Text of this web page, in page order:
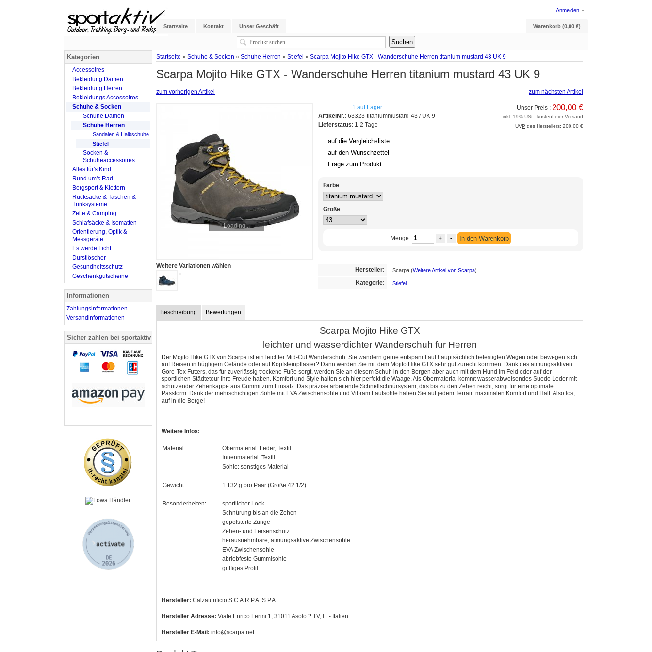
Startseite Kontakt Unser Geschäft Warenkorb (0,00 €)
Anmelden
Startseite » Schuhe & Socken » Schuhe Herren » Stiefel » Scarpa Mojito Hike GTX - Wanderschuhe Herren titanium mustard 43 UK 9
Scarpa Mojito Hike GTX - Wanderschuhe Herren titanium mustard 43 UK 9
zum vorherigen Artikel zum nächsten Artikel
Loading...
Weitere Variationen wählen
1 auf Lager
ArtikelNr.: 63323-titaniummustard-43 / UK 9
Lieferstatus: 1-2 Tage
auf die Vergleichsliste
auf den Wunschzettel
Frage zum Produkt
Unser Preis : 200,00 €
inkl. 19% USt., kostenfreier Versand
UVP des Herstellers: 200,00 €
Farbe
Größe
Menge: + - In den Warenkorb
Hersteller: Scarpa (Weitere Artikel von Scarpa)
Kategorie: Stiefel
Beschreibung Bewertungen
Scarpa Mojito Hike GTX
leichter und wasserdichter Wanderschuh für Herren
Der Mojito Hike GTX von Scarpa ist ein leichter Mid-Cut Wanderschuh. Sie wandern gerne entspannt auf hauptsächlich befestigten Wegen oder bewegen sich
auf Reisen in hügligem Gelände oder auf Kopfsteinpflaster? Dann werden Sie mit dem Mojito Hike GTX sehr gut zurecht kommen. Dank des atmungsaktiven
Gore-Tex Futters, das für zuverlässig trockene Füße sorgt, werden Sie an diesem Schuh in den Bergen aber auch mit dem Hund im Feld oder auf der
sportlichen Städtetour Ihre Freude haben. Komfort und Style halten sich hier perfekt die Waage. Als Obermaterial kommt wasserabweisendes Suede Leder mit
schützender Zehenkappe aus Gummi zum Einsatz. Das präzise arbeitende Schnellschnürsystem, das bis zu den Zehen reicht, sorgt für eine optimale
Passform. Dank der mehrschichtigen Sohle mit EVA Zwischensohle und Vibram Laufsohle haben Sie auf jedem Terrain maximalen Komfort und Halt. Also los,
auf in die Berge!
Weitere Infos:
Material:
Obermaterial: Leder, Textil
Innenmaterial: Textil
Sohle: sonstiges Material
Gewicht: 1.132 g pro Paar (Größe 42 1/2)
Besonderheiten:
sportlicher Look
Schnürung bis an die Zehen
gepolsterte Zunge
Zehen- und Fersenschutz
herausnehmbare, atmungsaktive Zwischensohle
EVA Zwischensohle
abriebfeste Gummisohle
griffiges Profil
Hersteller: Calzaturificio S.C.A.R.P.A. S.P.A
Hersteller Adresse: Viale Enrico Fermi 1, 31011 Asolo ? TV, IT - Italien
Hersteller E-Mail: info@scarpa.net
Kategorien
Accessoires
Bekleidung Damen
Bekleidung Herren
Bekleidungs Accessoires
Schuhe & Socken
Schuhe Damen
Schuhe Herren
Sandalen & Halbschuhe
Stiefel
Socken &
Schuheaccessoires
Alles für's Kind
Rund um's Rad
Bergsport & Klettern
Rucksäcke & Taschen &
Trinksysteme
Zelte & Camping
Schlafsäcke & Isomatten
Orientierung, Optik &
Messgeräte
Es werde Licht
Durstlöscher
Gesundheitsschutz
Geschenkgutscheine
Informationen
Zahlungsinformationen
Versandinformationen
Sicher zahlen bei sportaktiv